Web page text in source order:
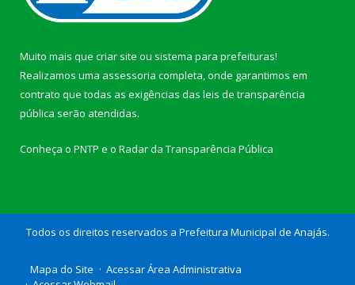
Muito mais que criar site ou sistema para prefeituras!
Realizamos uma assessoria completa, onde garantimos em
contrato que todas as exigências das leis de transparência
pública serão atendidas.
Conheça o PNTP e o Radar da Transparência Pública
Todos os direitos reservados a Prefeitura Municipal de Anajás.
Mapa do Site
Acessar Área Administrativa